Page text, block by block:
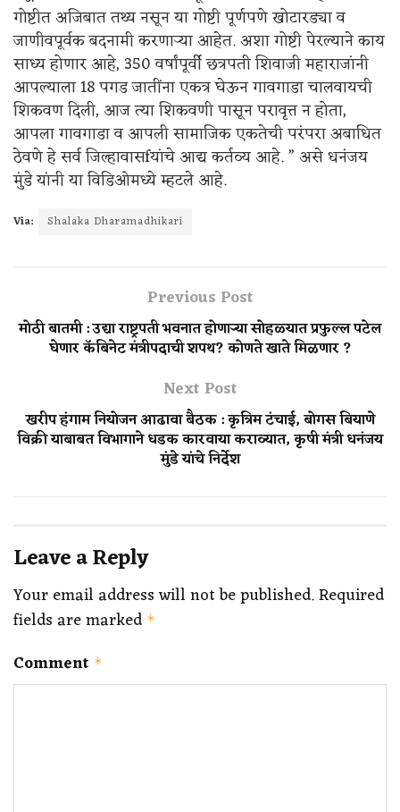
गोष्टीत अजिबात तथ्य नसून या गोष्टी पूर्णपणे खोटारड्या व
जाणीवपूर्वक बदनामी करणाऱ्या आहेत. अशा गोष्टी पेरल्याने काय
साध्य होणार आहे, 350 वर्षांपूर्वी छत्रपती शिवाजी महाराजांनी
आपल्याला 18 पगड जातींना एकत्र घेऊन गावगाडा चालवायची
शिकवण दिली, आज त्या शिकवणी पासून परावृत्त न होता,
आपला गावगाडा व आपली सामाजिक एकतेची परंपरा अबाधित
ठेवणे हे सर्व जिल्हावासfयांचे आद्य कर्तव्य आहे. ” असे धनंजय
मुंडे यांनी या विडिओमध्ये म्हटले आहे.
Via: Shalaka Dharamadhikari
Previous Post
मोठी बातमी : उद्या राष्ट्रपती भवनात होणाऱ्या सोहळ्यात प्रफुल्ल पटेल
घेणार कॅबिनेट मंत्रीपदाची शपथ? कोणते खाते मिळणार ?
Next Post
खरीप हंगाम नियोजन आढावा बैठक : कृत्रिम टंचाई, बोगस बियाणे
विक्री याबाबत विभागाने धडक कारवाया कराव्यात, कृषी मंत्री धनंजय
मुंडे यांचे निर्देश
Leave a Reply
Your email address will not be published.Required
fields are marked *
Comment *